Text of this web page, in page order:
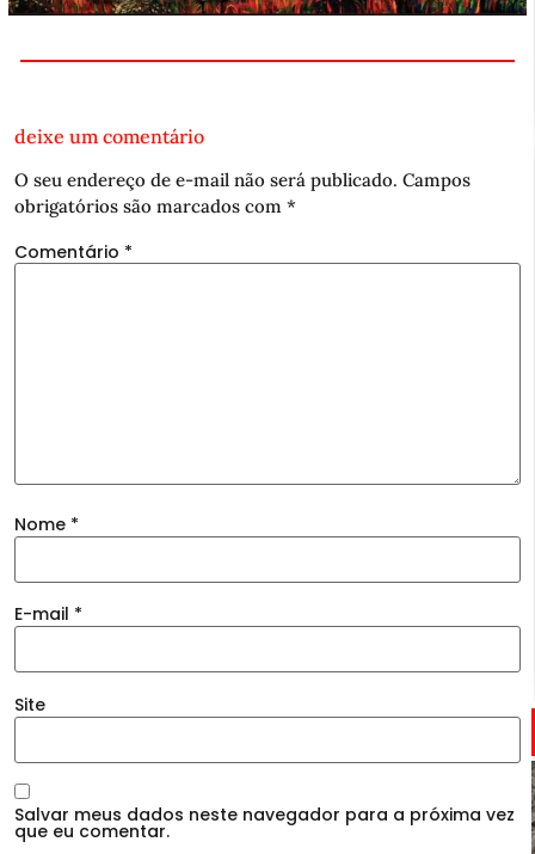
deixe um comentário
O seu endereço de e-mail não será publicado. Campos
obrigatórios são marcados com *
Comentário *
Nome *
E-mail *
Site
Salvar meus dados neste navegador para a próxima vez
que eu comentar.